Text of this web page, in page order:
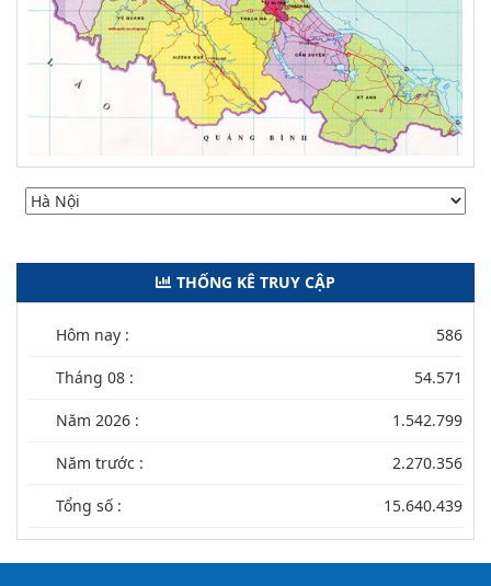
THỐNG KÊ TRUY CẬP
Hôm nay : 586
Tháng 08 : 54.571
Năm 2026 : 1.542.799
Năm trước : 2.270.356
Tổng số : 15.640.439